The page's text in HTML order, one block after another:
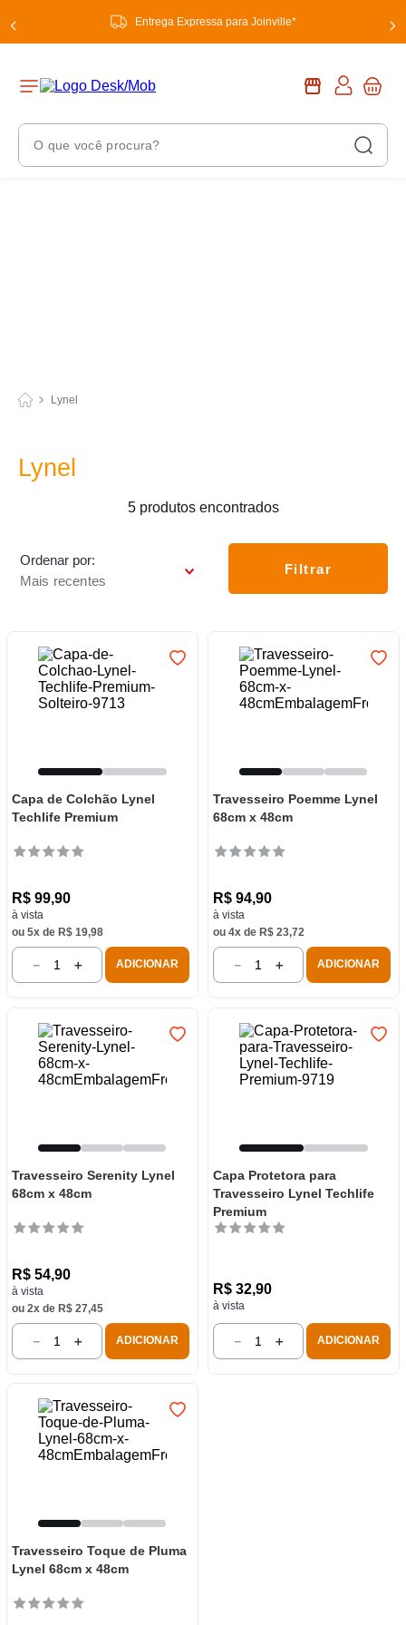
Entrega Expressa para Joinville*
O que você procura?
Lynel
Lynel
5 produtos
Ordenar por
Mais recentes
Filtrar
Capa de Colchão Lynel
Techlife Premium
R$ 99,90
à vista
ou 5x de R$ 19,98
＋
－ ADICIONAR
Travesseiro Poemme Lynel
68cm x 48cm
R$ 94,90
à vista
ou 4x de R$ 23,72
＋
－ ADICIONAR
Travesseiro Serenity Lynel
68cm x 48cm
R$ 54,90
à vista
ou 2x de R$ 27,45
＋
－ ADICIONAR
Capa Protetora para
Travesseiro Lynel Techlife
Premium
R$ 32,90
à vista
＋
－ ADICIONAR
Travesseiro Toque de Pluma
Lynel 68cm x 48cm